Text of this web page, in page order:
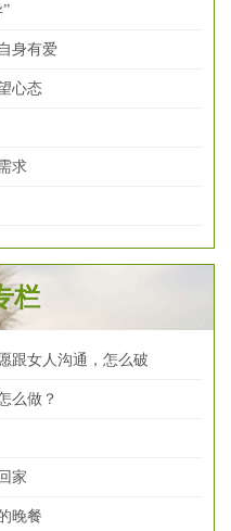
身有爱
心态
求
栏
跟女人沟通，怎么破
么做？
家
晚餐